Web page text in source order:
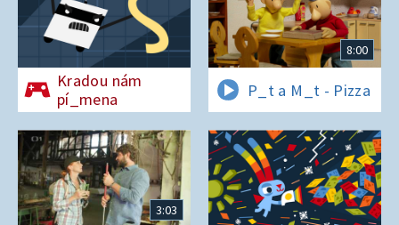
Kradou nám
pí_mena
8:00
P_t a M_t - Pizza
3:03